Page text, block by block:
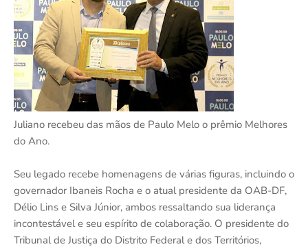
Juliano recebeu das mãos de Paulo Melo o prêmio Melhores
do Ano.
Seu legado recebe homenagens de várias figuras, incluindo o
governador Ibaneis Rocha e o atual presidente da OAB-DF,
Délio Lins e Silva Júnior, ambos ressaltando sua liderança
incontestável e seu espírito de colaboração. O presidente do
Tribunal de Justiça do Distrito Federal e dos Territórios,